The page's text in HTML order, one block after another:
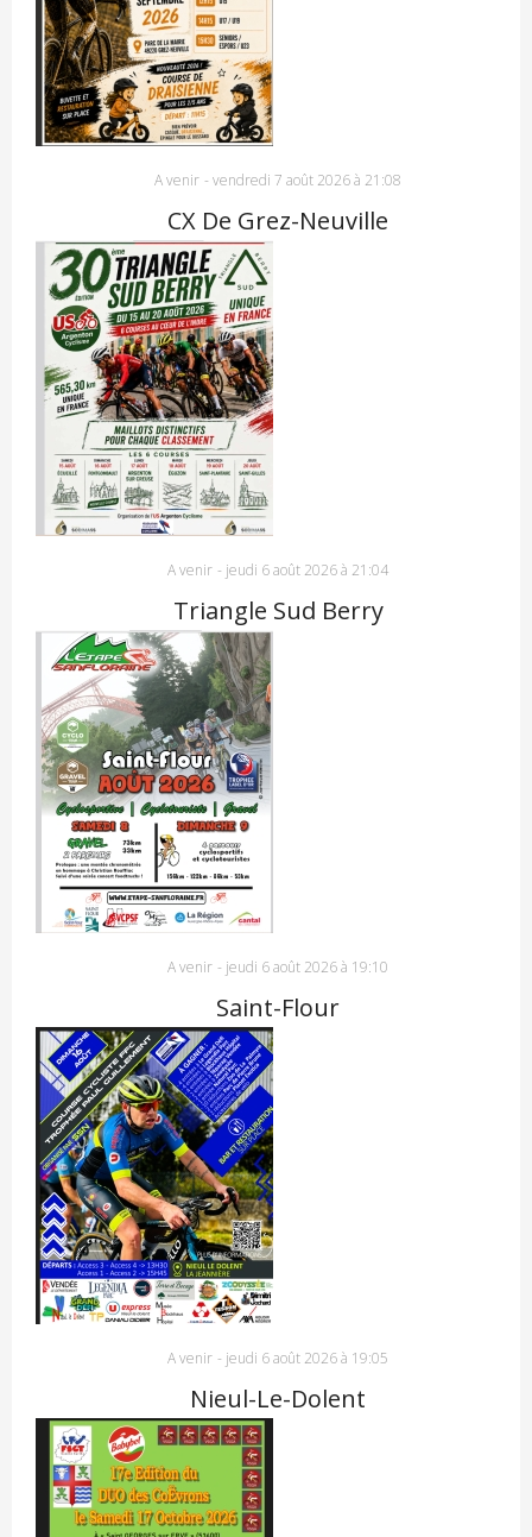
A venir - vendredi 7 août 2026 à 21:08
CX De Grez-Neuville
A venir - jeudi 6 août 2026 à 21:04
Triangle Sud Berry
A venir - jeudi 6 août 2026 à 19:10
Saint-Flour
A venir - jeudi 6 août 2026 à 19:05
Nieul-Le-Dolent